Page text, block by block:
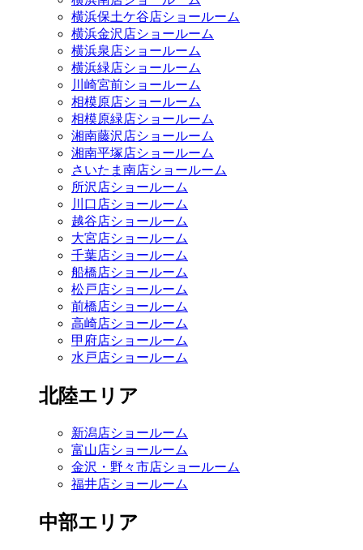
横浜保土ケ谷店ショールーム
横浜金沢店ショールーム
横浜泉店ショールーム
横浜緑店ショールーム
川崎宮前ショールーム
相模原店ショールーム
相模原緑店ショールーム
湘南藤沢店ショールーム
湘南平塚店ショールーム
さいたま南店ショールーム
所沢店ショールーム
川口店ショールーム
越谷店ショールーム
大宮店ショールーム
千葉店ショールーム
船橋店ショールーム
松戸店ショールーム
前橋店ショールーム
高崎店ショールーム
甲府店ショールーム
水戸店ショールーム
北陸エリア
新潟店ショールーム
富山店ショールーム
金沢・野々市店ショールーム
福井店ショールーム
中部エリア